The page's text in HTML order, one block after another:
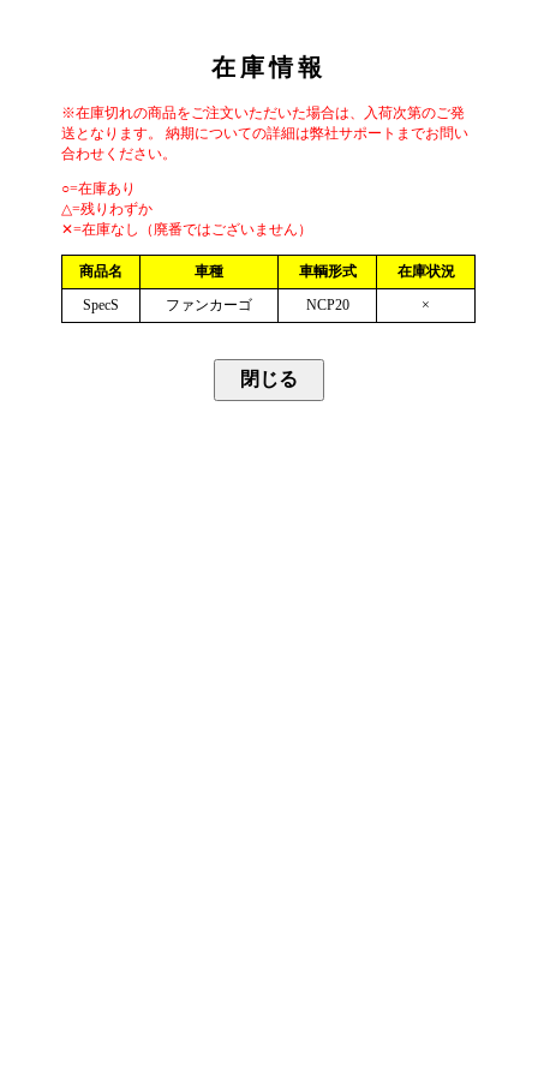
在庫情報
※在庫切れの商品をご注文いただいた場合は、入荷次第のご発
送となります。 納期についての詳細は弊社サポートまでお問い
合わせください。
○=在庫あり
△=残りわずか
✕=在庫なし（廃番ではございません）
商品名 車種 車輌形式
在庫状況
SpecS
ファンカーゴ NCP20 ×